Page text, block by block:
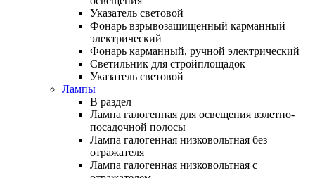
Указатель световой
Фонарь взрывозащищенный карманный
электрический
Фонарь карманный, ручной электрический
Светильник для стройплощадок
Указатель световой
Лампы
В раздел
Лампа галогенная для освещения взлетно-
посадочной полосы
Лампа галогенная низковольтная без
отражателя
Лампа галогенная низковольтная с